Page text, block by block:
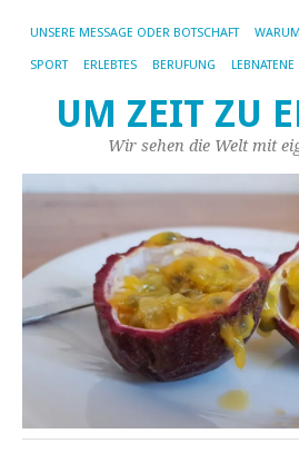
UNSERE MESSAGE ODER BOTSCHAFT
SPORT ERLEBTES BERUFUNG LEBNATENE
UM ZEIT ZU
Wir sehen die Welt mit